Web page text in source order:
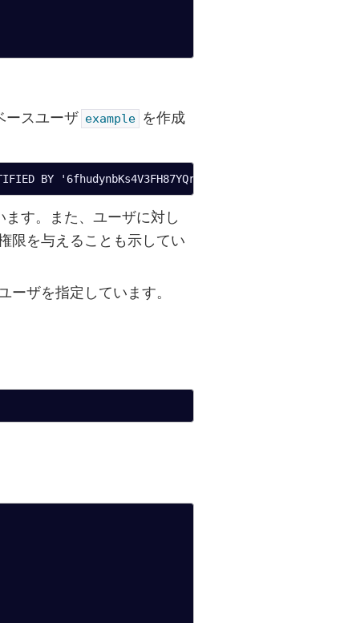
ースユーザ example を作成
す。また、ユーザに対し
限を与えることも示してい
ーザを指定しています。